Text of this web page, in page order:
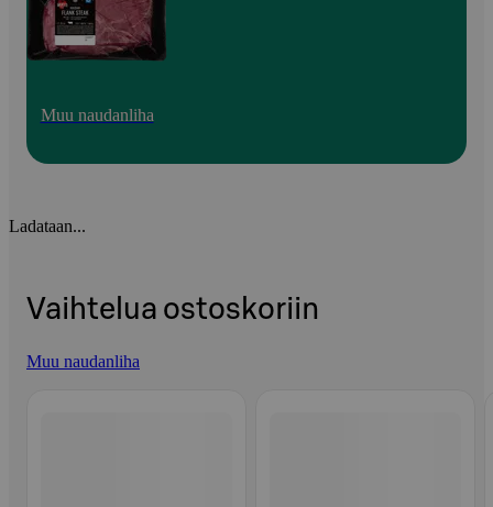
Muu naudanliha
Ladataan...
Vaihtelua ostoskoriin
Muu naudanliha